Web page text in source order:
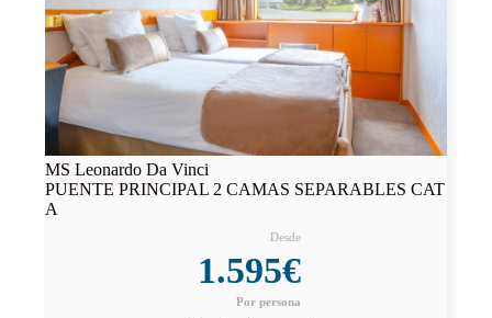
MS Leonardo Da Vinci
PUENTE PRINCIPAL 2 CAMAS SEPARABLES CAT
A
1.595€